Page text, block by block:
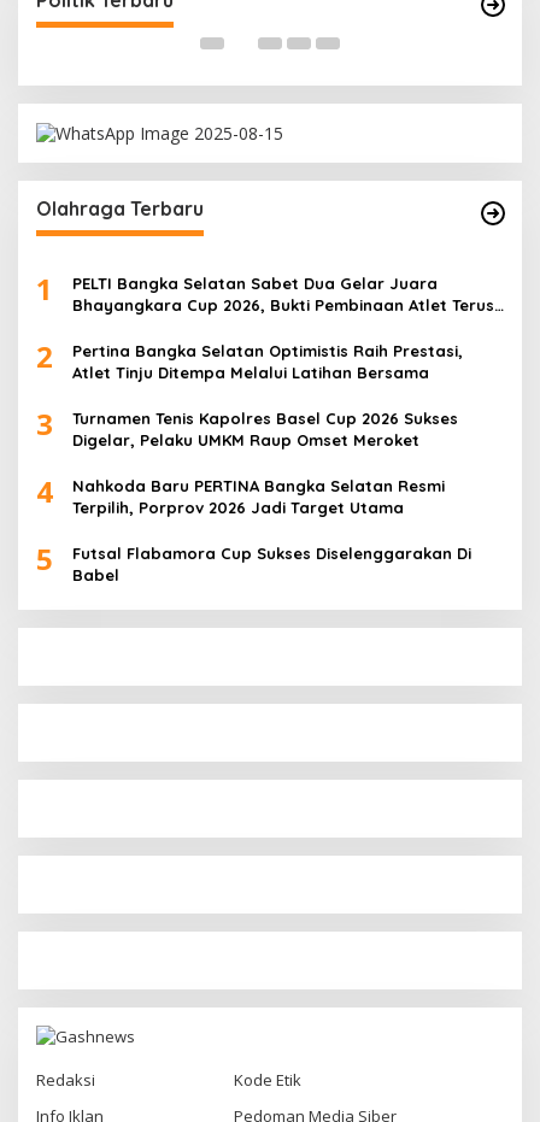
Olahraga Terbaru
1
PELTI Bangka Selatan Sabet Dua Gelar Juara
Bhayangkara Cup 2026, Bukti Pembinaan Atlet Terus
2
Pertina Bangka Selatan Optimistis Raih Prestasi,
Atlet Tinju Ditempa Melalui Latihan Bersama
3
Turnamen Tenis Kapolres Basel Cup 2026 Sukses
Digelar, Pelaku UMKM Raup Omset Meroket
4
Nahkoda Baru PERTINA Bangka Selatan Resmi
Terpilih, Porprov 2026 Jadi Target Utama
5
Futsal Flabamora Cup Sukses Diselenggarakan Di
Babel
Redaksi
Kode Etik
Info Iklan
Pedoman Media Siber